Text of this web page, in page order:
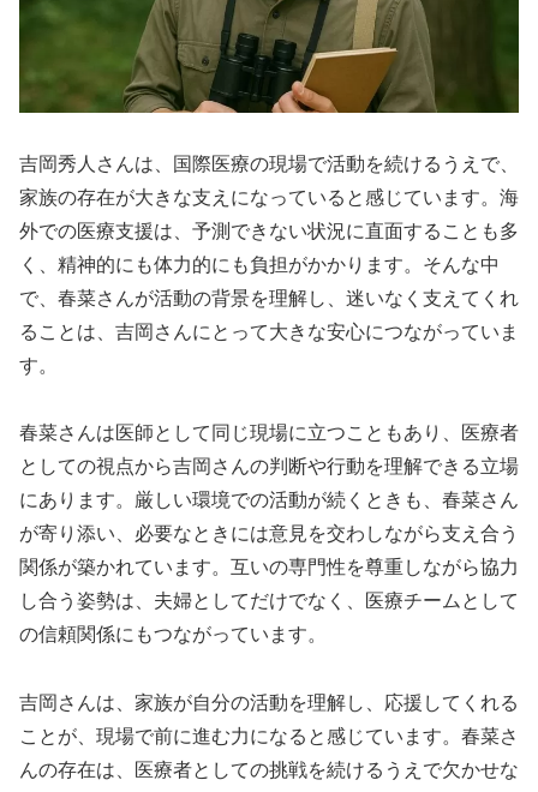
吉岡秀人さんは、国際医療の現場で活動を続けるうえで、
家族の存在が大きな支えになっていると感じています。海
外での医療支援は、予測できない状況に直面することも多
く、精神的にも体力的にも負担がかかります。そんな中
で、春菜さんが活動の背景を理解し、迷いなく支えてくれ
ることは、吉岡さんにとって大きな安心につながっていま
す。
春菜さんは医師として同じ現場に立つこともあり、医療者
としての視点から吉岡さんの判断や行動を理解できる立場
にあります。厳しい環境での活動が続くときも、春菜さん
が寄り添い、必要なときには意見を交わしながら支え合う
関係が築かれています。互いの専門性を尊重しながら協力
し合う姿勢は、夫婦としてだけでなく、医療チームとして
の信頼関係にもつながっています。
吉岡さんは、家族が自分の活動を理解し、応援してくれる
ことが、現場で前に進む力になると感じています。春菜さ
んの存在は、医療者としての挑戦を続けるうえで欠かせな